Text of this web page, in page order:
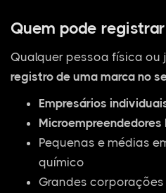
Quem pode
Qualquer pessoa física
registro de uma marca no
Empresários
Microempreendedores
Pequenas e médias
químico
Grandes